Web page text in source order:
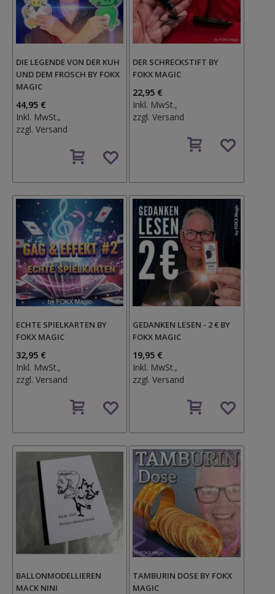
DIE LEGENDE VON DER KUH
UND DEM FROSCH BY FOKX
MAGIC
44,95 €
Inkl. MwSt.,
zzgl. Versand
den
DER SCHRECKSTIFT BY
FOKX MAGIC
22,95 €
Inkl. MwSt.,
zzgl.Versand
den
ECHTE SPIELKARTEN BY
FOKX MAGIC
32,95 €
Inkl. MwSt.,
zzgl. Versand
den
GEDANKEN LESEN - 2 € BY
FOKX MAGIC
19,95 €
Inkl. MwSt.,
zzgl.Versand
den
BALLONMODELLIEREN
MACK NINI
TAMBURIN DOSE BY FOKX
MAGIC